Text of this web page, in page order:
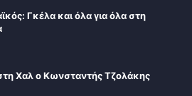
Γκέλα και όλα για όλα στη
Χαλ ο Κωνσταντής Τζολάκης